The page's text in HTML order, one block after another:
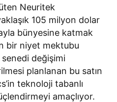
Neuritek
105 milyon dolar
bünyesine katmak
bir niyet mektubu
senedi değişimi
planlanan bu satın
teknoloji tabanlı
amaçlıyor.